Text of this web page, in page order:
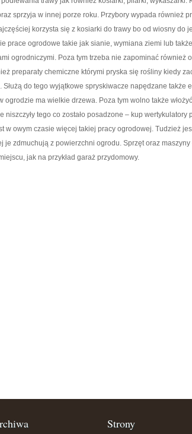
sprzyja w innej porze roku. Przybory wypada również
korzysta się z kosiarki do trawy bo od wiosny do
prace ogrodowe takie jak sianie, wymiana ziemi lub
ogrodniczymi. Poza tym trzeba nie zapominać również
preparaty chemiczne którymi pryska się rośliny kiedy
do tego wyjątkowe spryskiwacze napędzane także
ogrodzie ma wielkie drzewa. Poza tym wolno także
niszczyły tego co zostało posadzone – kup wertykulatory
w owym czasie więcej takiej pracy ogrodowej. Tudzież
je zdmuchują z powierzchni ogrodu. Sprzęt oraz
jak na przykład garaż przydomowy.
Strony